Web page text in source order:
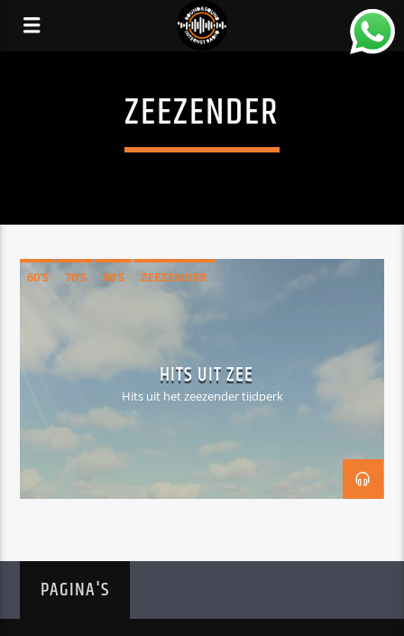
ZEEZENDER
60'S 70'S 80'S ZEEZENDER
HITS UIT ZEE
Hits uit het zeezender tijdperk
PAGINA'S